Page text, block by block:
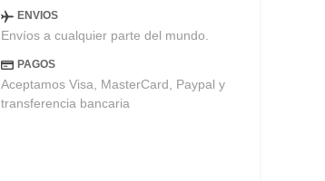
ENVIOS
Envíos a cualquier parte del mundo.
PAGOS
Aceptamos Visa, MasterCard, Paypal y
transferencia bancaria